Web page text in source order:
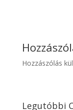
Hozzászólás
Legutóbbi